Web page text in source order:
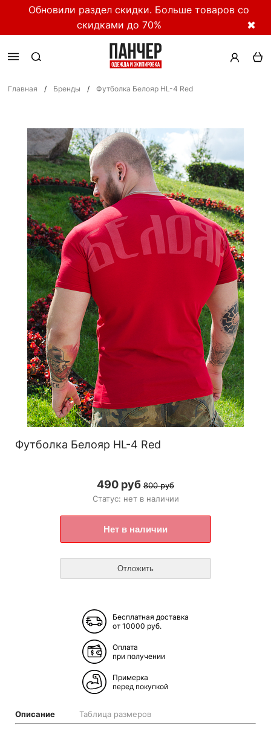
Обновили раздел скидки. Больше товаров со
скидками до 70%
✖
Главная / Бренды / Футболка Белояр HL-4 Red
Футболка Белояр HL-4 Red
490 руб 800 руб
Статус: нет в наличии
Бесплатная доставка
от 10000 руб.
Оплата
при получении
Примерка
перед покупкой
Описание Таблица размеров